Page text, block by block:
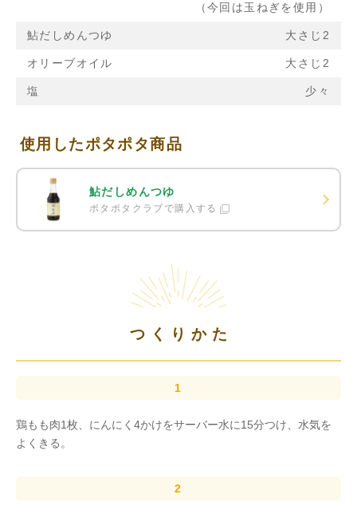
（今回は玉ねぎを使用）
鮎だしめんつゆ 大さじ2
オリーブオイル 大さじ2
塩 少々
使用したポタポタ商品
鮎だしめんつゆ
ポタポタクラブで購入する
つくりかた
鶏もも肉1枚、にんにく4かけをサーバー水に15分つけ、水気を
よくきる。